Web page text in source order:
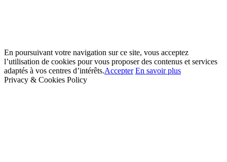
En poursuivant votre navigation sur ce site, vous acceptez
l’utilisation de cookies pour vous proposer des contenus et services
adaptés à vos centres d’intérêts.Accepter En savoir plus
Privacy & Cookies Policy